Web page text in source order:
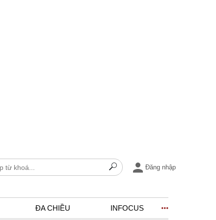
Đăng nhập
ĐA CHIỀU INFOCUS